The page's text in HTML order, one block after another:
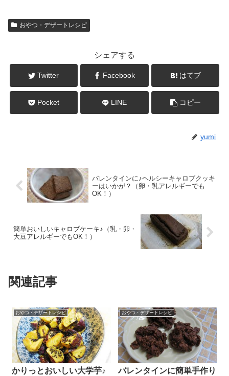
おやつ・デザートレシピ
シェアする
Twitter Facebook はてブ
Pocket LINE コピー
yumi
バレンタインに♪ヘルシーキャロブクッキ
ーはいかが？（卵・乳アレルギーでも
OK！）
簡単おいしいキャロブケーキ♪（乳・卵・
大豆アレルギーでもOK！）
関連記事
おやつ・デザートレシピ
かりっとおいしい大学芋♪
おやつ・デザートレシピ
バレンタインに簡単手作り